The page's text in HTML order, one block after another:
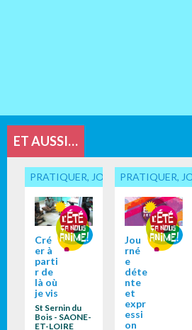
ET AUSSI…
PRATIQUER, JOUER... ENSEMBLE
Cré
er à
parti
r de
là où
je vis
St Sernin du
Bois - SAONE-
ET-LOIRE
PRATIQUER,
Jou
rné
e
déte
nte
et
expr
essi
on